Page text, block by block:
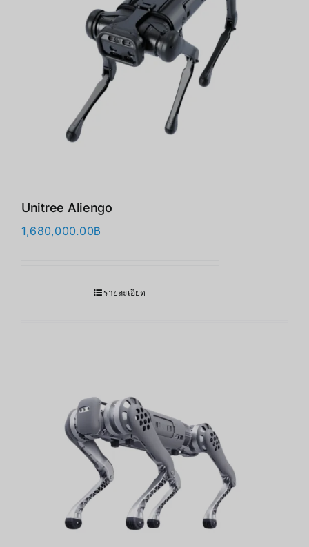
Unitree Aliengo
1,680,000.00฿
รายละเอียด